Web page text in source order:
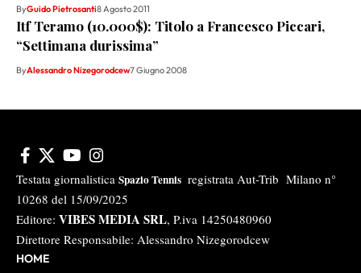
ByGuido Pietrosanti8 Agosto 2011
Itf Teramo (10.000$): Titolo a Francesco Piccari,
“Settimana durissima”
ByAlessandro Nizegorodcew7 Giugno 2008
Testata giornalistica Spazio Tennis registrata Aut-Trib Milano n°
10268 del 15/09/2025
Editore: VIBES MEDIA SRL, P.iva 14250480960
Direttore Responsabile: Alessandro Nizegorodcew
HOME